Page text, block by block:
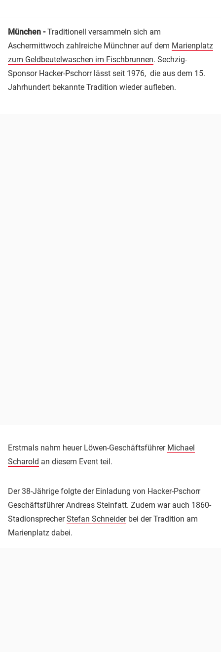
München -Traditionell versammeln sich am
Aschermittwoch zahlreiche Münchner auf dem Marienplatz
zum Geldbeutelwaschen im Fischbrunnen. Sechzig-
Sponsor Hacker-Pschorr lässt seit 1976, die aus dem 15.
Jahrhundert bekannte Tradition wieder aufleben.
Erstmals nahm heuer Löwen-Geschäftsführer Michael
Scharold an diesem Event teil.
Der 38-Jährige folgte der Einladung von Hacker-Pschorr
Geschäftsführer Andreas Steinfatt. Zudem war auch 1860-
StadionsprecherStefan Schneiderbei der Tradition am
Marienplatz dabei.